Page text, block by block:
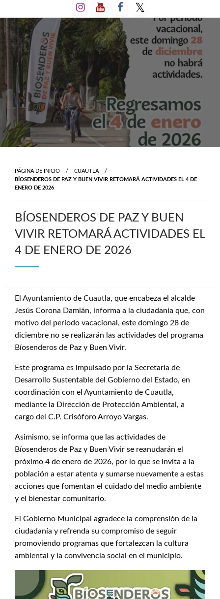
al
contenido
PÁGINA DE INICIO
CUAUTLA
BÍOSENDEROS DE PAZ Y BUEN VIVIR RETOMARÁ ACTIVIDADES EL 4 DE
ENERO DE 2026
BÍOSENDEROS DE PAZ Y BUEN
VIVIR RETOMARÁ ACTIVIDADES EL
4 DE ENERO DE 2026
El Ayuntamiento de Cuautla, que encabeza el alcalde
Jesús Corona Damián, informa a la ciudadanía que, con
motivo del periodo vacacional, este domingo 28 de
diciembre no se realizarán las actividades del programa
Bíosenderos de Paz y Buen Vivir.
Este programa es impulsado por la Secretaría de
Desarrollo Sustentable del Gobierno del Estado, en
coordinación con el Ayuntamiento de Cuautla,
mediante la Dirección de Protección Ambiental, a
cargo del C.P. Crisóforo Arroyo Vargas.
Asimismo, se informa que las actividades de
Bíosenderos de Paz y Buen Vivir se reanudarán el
próximo 4 de enero de 2026, por lo que se invita a la
población a estar atenta y sumarse nuevamente a estas
acciones que fomentan el cuidado del medio ambiente
y el bienestar comunitario.
El Gobierno Municipal agradece la comprensión de la
ciudadanía y refrenda su compromiso de seguir
promoviendo programas que fortalezcan la cultura
ambiental y la convivencia social en el municipio.